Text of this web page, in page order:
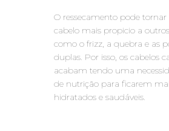
O ressecamento pode tornar
cabelo mais propicio a
como o frizz, a quebra e as
duplas. Por isso, os cabelos
acabam tendo uma
de nutrição para ficarem
hidratados e saudáveis.